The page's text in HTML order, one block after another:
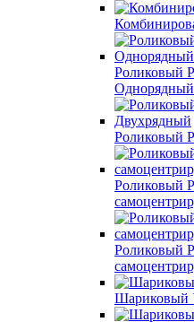
Роликовый
Однорядный
Роликовый
Роликовый
Роликовый
Шариковый